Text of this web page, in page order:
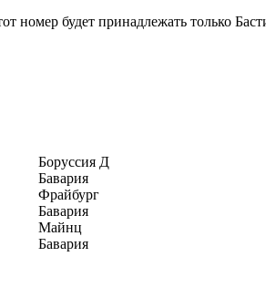
номер будет принадлежать только
Боруссия Д
Бавария
Фрайбург
Бавария
Майнц
Бавария